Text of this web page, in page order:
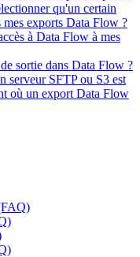
qu'un certain
mes exports Data Flow ?
à Data Flow à mes
sortie dans Data Flow ?
serveur SFTP ou S3 est
où un export Data Flow